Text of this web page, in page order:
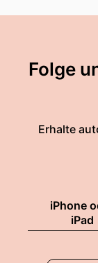
Folge
Erhalte
iPhone
iPad